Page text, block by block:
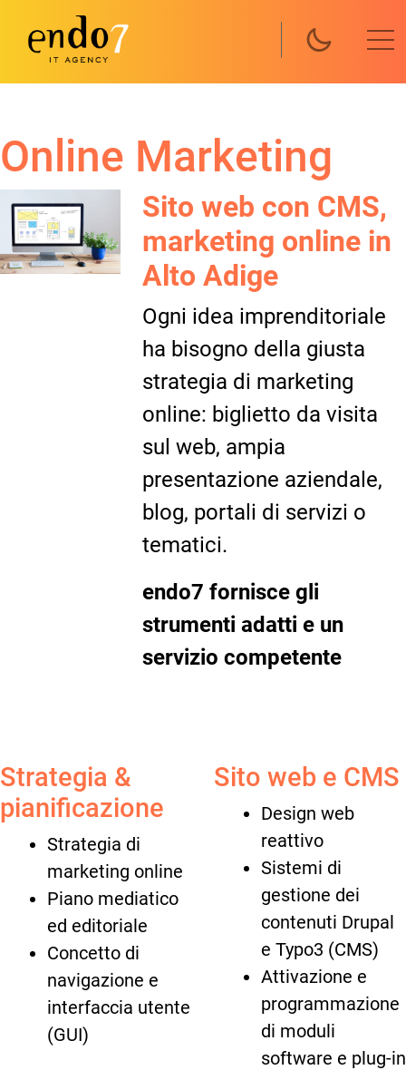
Online Marketing
Sito web con CMS,
marketing online in
Alto Adige
Ogni idea imprenditoriale
ha bisogno della giusta
strategia di marketing
online: biglietto da visita
sul web, ampia
presentazione aziendale,
blog, portali di servizi o
tematici.
endo7 fornisce gli
strumenti adatti e un
servizio competente
Strategia &
pianificazione
Strategia di
marketing online
Piano mediatico
ed editoriale
Concetto di
navigazione e
interfaccia utente
(GUI)
Sito web e CMS
Design web
reattivo
Sistemi di
gestione dei
contenuti Drupal
e Typo3 (CMS)
Attivazione e
programmazione
di moduli
software e plug-in